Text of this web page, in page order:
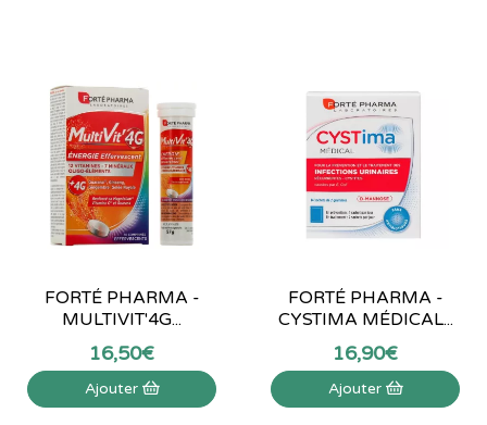
FORTÉ PHARMA -
MULTIVIT'4G...
16,50€
Ajouter
FORTÉ PHARMA -
CYSTIMA MÉDICAL...
16,90€
Ajouter